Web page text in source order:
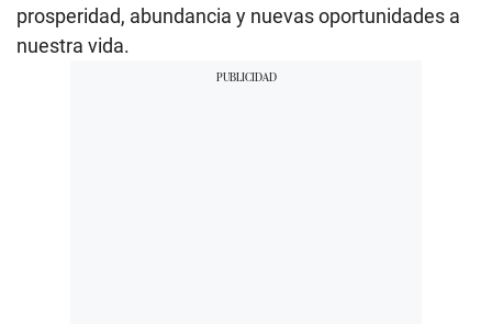
prosperidad, abundancia y nuevas oportunidades a
nuestra vida.